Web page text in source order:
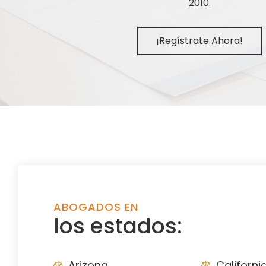
¡Regístrate Ahora!
ABOGADOS EN
los estados: